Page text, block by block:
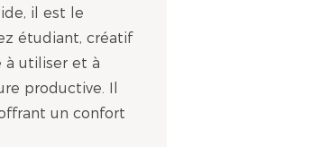
il est le
étudiant, créatif
à utiliser et à
productive. Il
un confort